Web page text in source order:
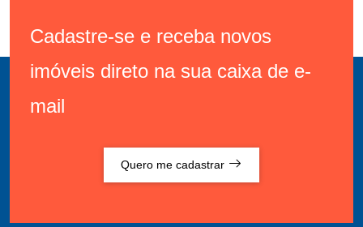
Cadastre-se e receba novos
imóveis direto na sua caixa de e-
mail
Quero me cadastrar